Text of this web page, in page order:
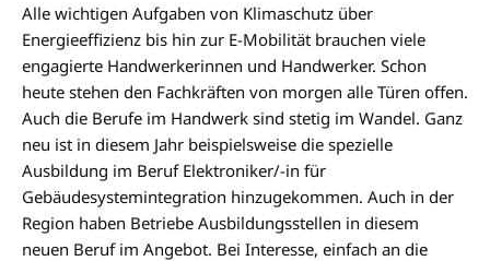
Alle wichtigen Aufgaben von Klimaschutz über
Energieeffizienz bis hin zur E-Mobilität brauchen viele
engagierte Handwerkerinnen und Handwerker. Schon
heute stehen den Fachkräften von morgen alle Türen offen.
Auch die Berufe im Handwerk sind stetig im Wandel. Ganz
neu ist in diesem Jahr beispielsweise die spezielle
Ausbildung im Beruf Elektroniker/-in für
Gebäudesystemintegration hinzugekommen. Auch in der
Region haben Betriebe Ausbildungsstellen in diesem
neuen Beruf im Angebot. Bei Interesse, einfach an die